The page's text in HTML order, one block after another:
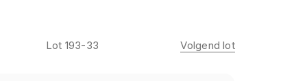
Lot 193-33 Volgend lot